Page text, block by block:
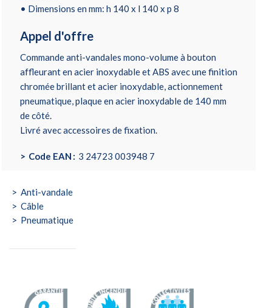
• Dimensions en mm: h 140 x l 140 x p 8
Appel d'offre
Commande anti-vandales mono-volume à bouton
affleurant en acier inoxydable et ABS avec une finition
chromée brillant et acier inoxydable, actionnement
pneumatique, plaque en acier inoxydable de 140 mm
de côté.
Livré avec accessoires de fixation.
Code EAN 3 24723 003948 7
Anti-vandale
Câble
Pneumatique